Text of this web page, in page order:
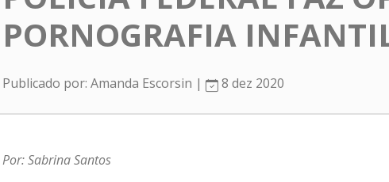
PORNOGRAFIA
Publicado por: Amanda Escorsin | 8 dez 2020
Por: Sabrina Santos